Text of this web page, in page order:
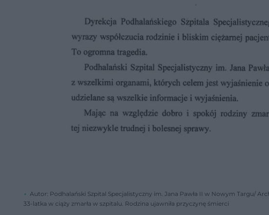
Autor: Podhalański Szpital Specjalistyczny im. Jana Pawła II w Nowym Targu/
33-latka w ciąży zmarła w szpitalu. Rodzina ujawniła przyczynę śmierci